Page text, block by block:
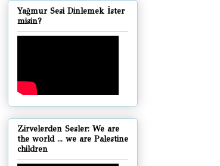
Yağmur Sesi Dinlemek İster
misin?
Zirvelerden Sesler: We are
the world ... we are Palestine
children